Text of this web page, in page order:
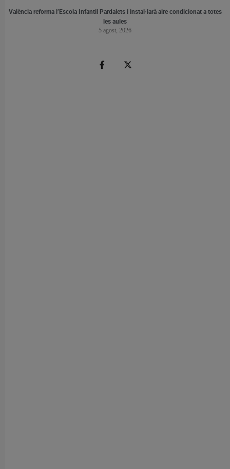
València reforma l’Escola Infantil Pardalets i instal·larà aire condicionat a totes
les aules
5 agost, 2026